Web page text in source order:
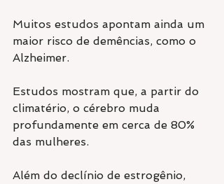
Muitos estudos apontam ainda um
maior risco de demências, como o
Alzheimer.
Estudos mostram que, a partir do
climatério, o cérebro muda
profundamente em cerca de 80%
das mulheres.
Além do declínio de estrogênio,